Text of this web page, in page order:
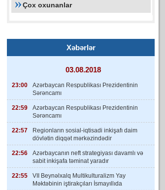
Çox oxunanlar
Xəbərlər
03.08.2018
23:00
Azərbaycan Respublikası Prezidentinin
Sərəncamı
22:59
Azərbaycan Respublikası Prezidentinin
Sərəncamı
22:57
Regionların sosial-iqtisadi inkişafı daim
dövlətin diqqət mərkəzindədir
22:56
Azərbaycanın neft strategiyası davamlı və
sabit inkişafa təminat yaradır
22:55
VII Beynəlxalq Multikulturalizm Yay
Məktəbinin iştirakçıları İsmayıllıda